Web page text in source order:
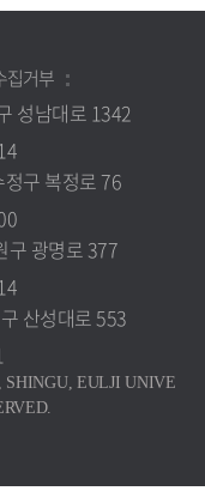
집거부
성남대로 1342
구 복정로 76
구 광명로 377
산성대로 553
SHINGU, EULJI UNIVE